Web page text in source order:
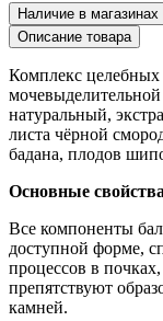
Наличие в магазинах
Описание товара
Комплекс целебных
натуральный,
листа чёрной
бадана, плодов
Основные
Все компоненты
доступной форме,
процессов в
препятствуют
камней.